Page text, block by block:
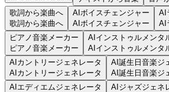
歌詞から楽曲へ
歌詞から楽曲へ
AIボイスチェンジャー
AIボイスチェンジャー
AI
AI
ピアノ音楽メーカー
ピアノ音楽メーカー
AIインストゥルメンタ
AIインストゥルメンタ
AIカントリージェネレータ
AIカントリージェネレータ
AI誕生日音楽ジ
AI誕生日音楽ジ
AIエディエムジェネレータ
AIジャズジェネ